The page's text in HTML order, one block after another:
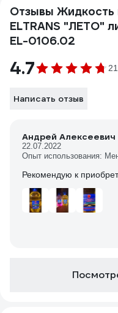
Отзывы Жидкость
ELTRANS "ЛЕТО"
EL-0106.02
4.7
Написать отзыв
Андрей Алексеевич
22.07.2022
Опыт использования:
Рекомендую к